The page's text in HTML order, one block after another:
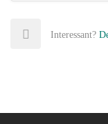
Interessant?